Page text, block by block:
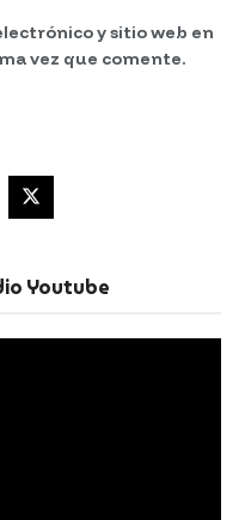
y sitio web en
vez que comente.
Youtube